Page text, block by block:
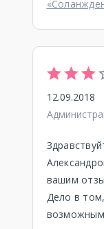
12.09.2018
вашим
Дело в